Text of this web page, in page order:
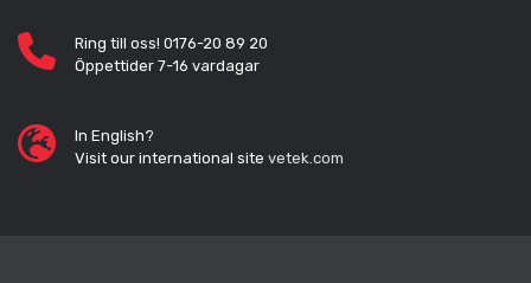
Ring till oss! 0176-20 89 20
Öppettider 7-16 vardagar
In English?
Visit our international site vetek.com